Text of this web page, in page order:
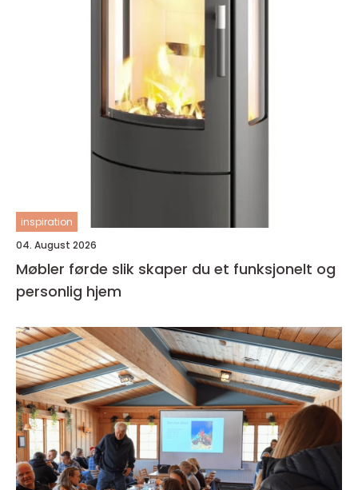
inspiration
04. August 2026
Møbler førde slik skaper du et funksjonelt og
personlig hjem